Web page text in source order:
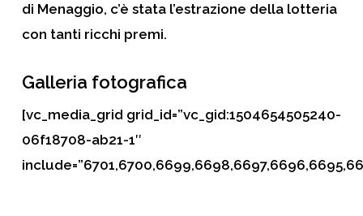
di Menaggio, c’è stata l’estrazione della lotteria
con tanti ricchi premi.
Galleria fotografica
[vc_media_grid grid_id=”vc_gid:1504654505240-
06f18708-ab21-1″